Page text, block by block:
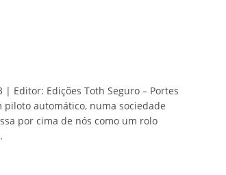
Editor: Edições Toth Seguro – Portes
piloto automático, numa sociedade
por cima de nós como um rolo